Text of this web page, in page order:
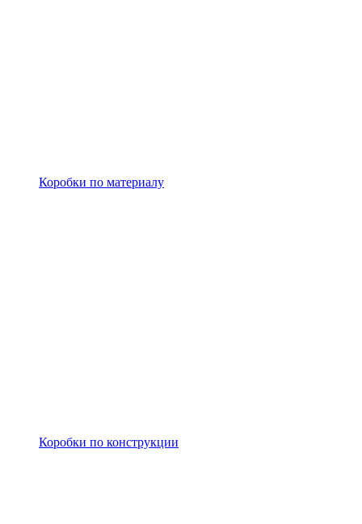
Коробки по материалу
Коробки по конструкции